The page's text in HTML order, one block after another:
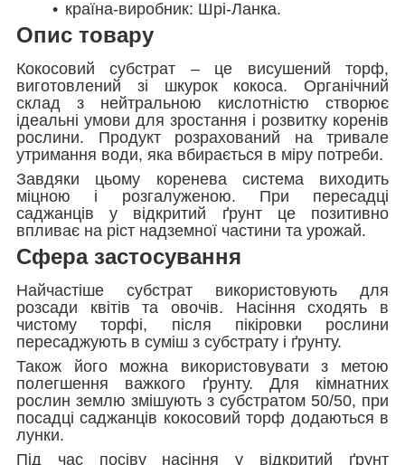
країна-виробник: Шрі-Ланка.
Опис товару
Кокосовий субстрат – це висушений торф,
виготовлений зі шкурок кокоса. Органічний
склад з нейтральною кислотністю створює
ідеальні умови для зростання і розвитку коренів
рослини. Продукт розрахований на тривале
утримання води, яка вбирається в міру потреби.
Завдяки цьому коренева система виходить
міцною і розгалуженою. При пересадці
саджанців у відкритий ґрунт це позитивно
впливає на ріст надземної частини та урожай.
Сфера застосування
Найчастіше субстрат використовують для
розсади квітів та овочів. Насіння сходять в
чистому торфі, після пікіровки рослини
пересаджують в суміш з субстрату і ґрунту.
Також його можна використовувати з метою
полегшення важкого ґрунту. Для кімнатних
рослин землю змішують з субстратом 50/50, при
посадці саджанців кокосовий торф додаються в
лунки.
Під час посіву насіння у відкритий ґрунт